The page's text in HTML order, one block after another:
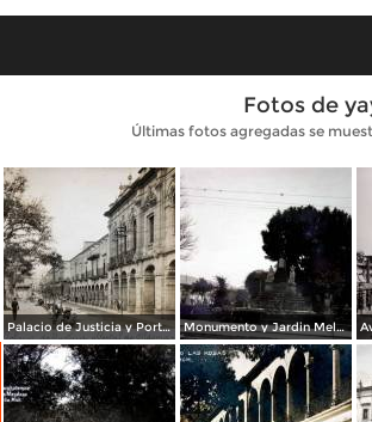
Fotos de
Últimas fotos agregadas se
Palacio de Justicia y Portal de Aldama. Monumento y Jardin Melchor Ocampo.( Circulada el 16 de Agosto de 1934 ).